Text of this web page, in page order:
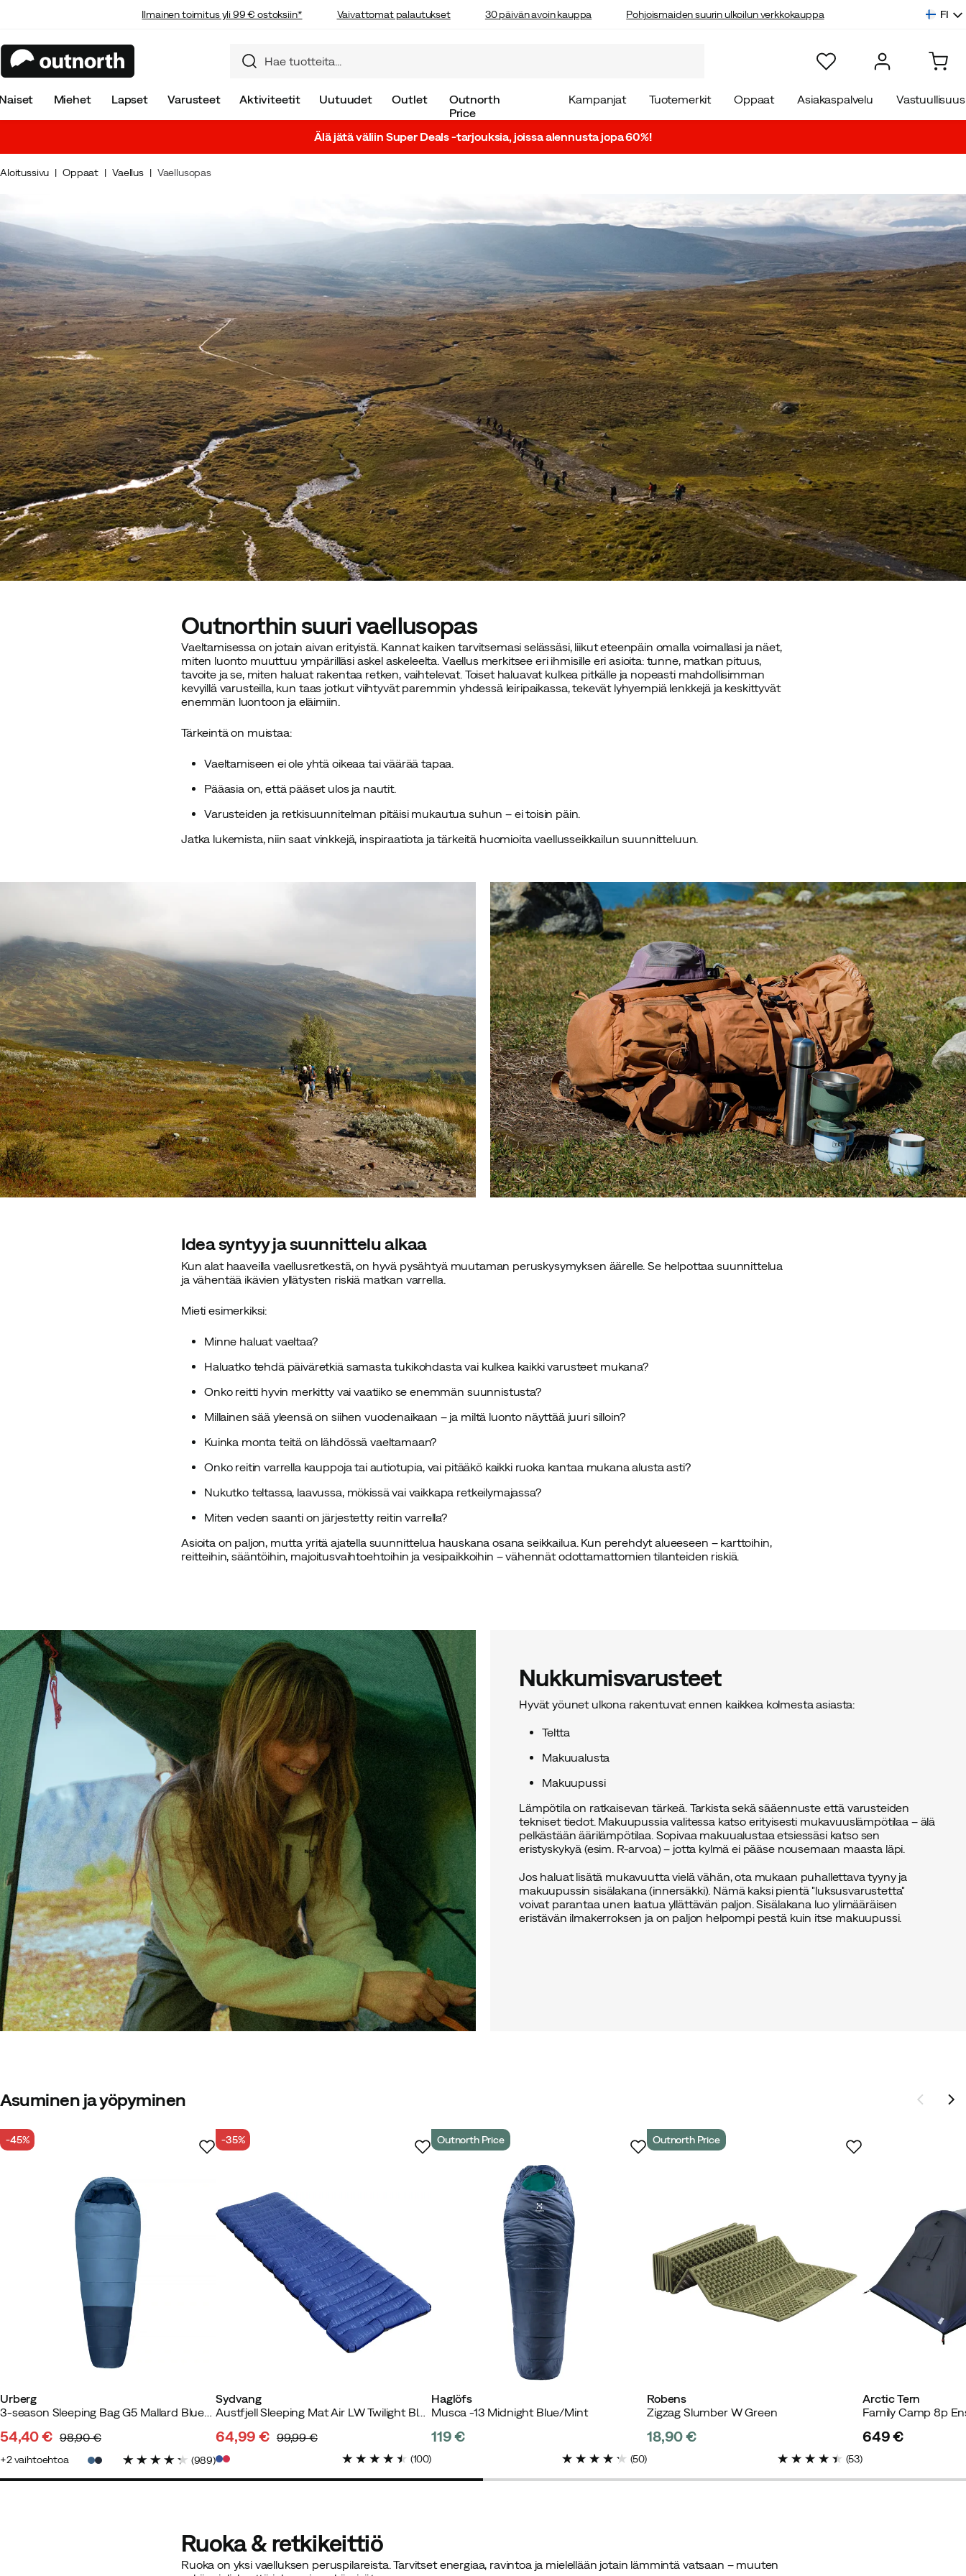
Ilmainen toimitus yli 99 € ostoksiin* Vaivattomat palautukset 30 päivän avoin kauppa Pohjoismaiden suurin ulkoilun verkkokauppa FI
Miehet Lapset Varusteet Aktiviteetit Uutuudet Outlet
Outnorth
Price
Kampanjat Tuotemerkit Oppaat Asiakaspalvelu Vastuullisuus
Älä jätä väliin Super Deals -tarjouksia, joissa alennusta jopa 60%!
Aloitussivu Oppaat Vaellus Vaellusopas
Outnorthin suuri vaellusopas
Vaeltamisessa on jotain aivan erityistä. Kannat kaiken tarvitsemasi selässäsi, liikut eteenpäin omalla voimallasi ja näet,
miten luonto muuttuu ympärilläsi askel askeleelta. Vaellus merkitsee eri ihmisille eri asioita: tunne, matkan pituus,
tavoite ja se, miten haluat rakentaa retken, vaihtelevat. Toiset haluavat kulkea pitkälle ja nopeasti mahdollisimman
kevyillä varusteilla, kun taas jotkut viihtyvät paremmin yhdessä leiripaikassa, tekevät lyhyempiä lenkkejä ja keskittyvät
enemmän luontoon ja eläimiin.
Tärkeintä on muistaa:
Vaeltamiseen ei ole yhtä oikeaa tai väärää tapaa.
Pääasia on, että pääset ulos ja nautit.
Varusteiden ja retkisuunnitelman pitäisi mukautua suhun – ei toisin päin.
Jatka lukemista, niin saat vinkkejä, inspiraatiota ja tärkeitä huomioita vaellusseikkailun suunnitteluun.
Idea syntyy ja suunnittelu alkaa
Kun alat haaveilla vaellusretkestä, on hyvä pysähtyä muutaman peruskysymyksen äärelle. Se helpottaa suunnittelua
ja vähentää ikävien yllätysten riskiä matkan varrella.
Mieti esimerkiksi:
Minne haluat vaeltaa?
Haluatko tehdä päiväretkiä samasta tukikohdasta vai kulkea kaikki varusteet mukana?
Onko reitti hyvin merkitty vai vaatiiko se enemmän suunnistusta?
Millainen sää yleensä on siihen vuodenaikaan – ja miltä luonto näyttää juuri silloin?
Kuinka monta teitä on lähdössä vaeltamaan?
Onko reitin varrella kauppoja tai autiotupia, vai pitääkö kaikki ruoka kantaa mukana alusta asti?
Nukutko teltassa, laavussa, mökissä vai vaikkapa retkeilymajassa?
Miten veden saanti on järjestetty reitin varrella?
Asioita on paljon, mutta yritä ajatella suunnittelua hauskana osana seikkailua. Kun perehdyt alueeseen – karttoihin,
reitteihin, sääntöihin, majoitusvaihtoehtoihin ja vesipaikkoihin – vähennät odottamattomien tilanteiden riskiä.
Nukkumisvarusteet
Hyvät yöunet ulkona rakentuvat ennen kaikkea kolmesta asiasta:
Teltta
Makuualusta
Makuupussi
Lämpötila on ratkaisevan tärkeä. Tarkista sekä sääennuste että varusteiden
tekniset tiedot. Makuupussia valitessa katso erityisesti mukavuuslämpötilaa – älä
pelkästään äärilämpötilaa. Sopivaa makuualustaa etsiessäsi katso sen
eristyskykyä (esim. R-arvoa) – jotta kylmä ei pääse nousemaan maasta läpi.
Jos haluat lisätä mukavuutta vielä vähän, ota mukaan puhallettava tyyny ja
makuupussin sisälakana (innersäkki). Nämä kaksi pientä "luksusvarustetta"
voivat parantaa unen laatua yllättävän paljon. Sisälakana luo ylimääräisen
eristävän ilmakerroksen ja on paljon helpompi pestä kuin itse makuupussi.
Asuminen ja yöpyminen
Urberg
3-season Sleeping Bag G5 Mallard Blue/Midnight Navy
-45%
price
54,40 €
price
98,90 €
2 vaihtoehtoa (989)
Sydvang
Austfjell Sleeping Mat Air LW Twilight Blue
-35%
discounted
price
64,99 €
original
price
99,99 €
(100)
Haglöfs
Musca -13 Midnight Blue/Mint
Outnorth Price
119 €
(50)
Robens
Zigzag Slumber W Green
Outnorth Price
18,90 €
(53)
Arctic Tern
Family Camp 8p
649 €
Ruoka & retkikeittiö
Ruoka on yksi vaelluksen peruspilareista. Tarvitset energiaa, ravintoa ja mielellään jotain lämmintä vatsaan – muuten